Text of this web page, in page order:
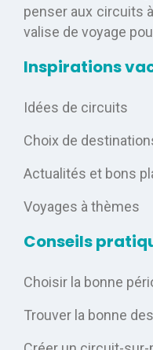
penser aux circuits
valise de voyage
Inspirations
Idées de circuits
Choix de
Actualités et bons
Voyages à thèmes
Conseils
Choisir la bonne
Trouver la bonne